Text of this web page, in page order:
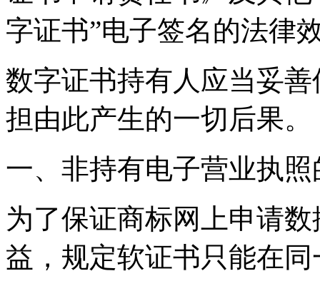
字证书”电子签名的法律
数字证书持有人应当妥
担由此产生的一切后果。
一、非持有电子营业执
为了保证商标网上申请
益，规定软证书只能在